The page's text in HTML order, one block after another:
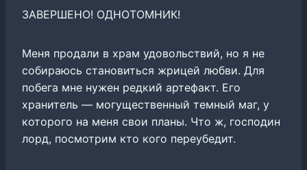
ЗАВЕРШЕНО! ОДНОТОМНИК!
Меня продали в храм удовольствий, но я не
собираюсь становиться жрицей любви. Для
побега мне нужен редкий артефакт. Его
хранитель — могущественный темный маг, у
которого на меня свои планы. Что ж, господин
лорд, посмотрим кто кого переубедит.